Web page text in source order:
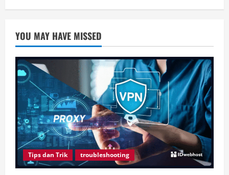
YOU MAY HAVE MISSED
Tips dan Trik troubleshooting